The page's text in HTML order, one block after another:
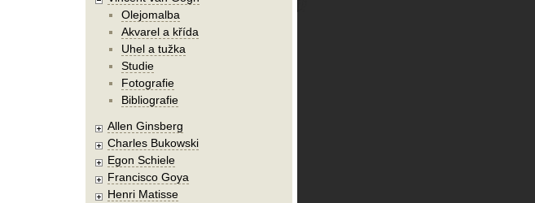
Olejomalba
Akvarel a křída
Uhel a tužka
Studie
Fotografie
Bibliografie
Allen Ginsberg
Charles Bukowski
Egon Schiele
Francisco Goya
Henri Matisse